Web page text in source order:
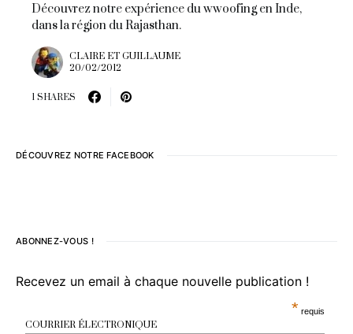
Découvrez notre expérience du wwoofing en Inde,
dans la région du Rajasthan.
CLAIRE ET GUILLAUME
20/02/2012
1 SHARES
DÉCOUVREZ NOTRE FACEBOOK
ABONNEZ-VOUS !
Recevez un email à chaque nouvelle publication !
* requis
COURRIER ÉLECTRONIQUE